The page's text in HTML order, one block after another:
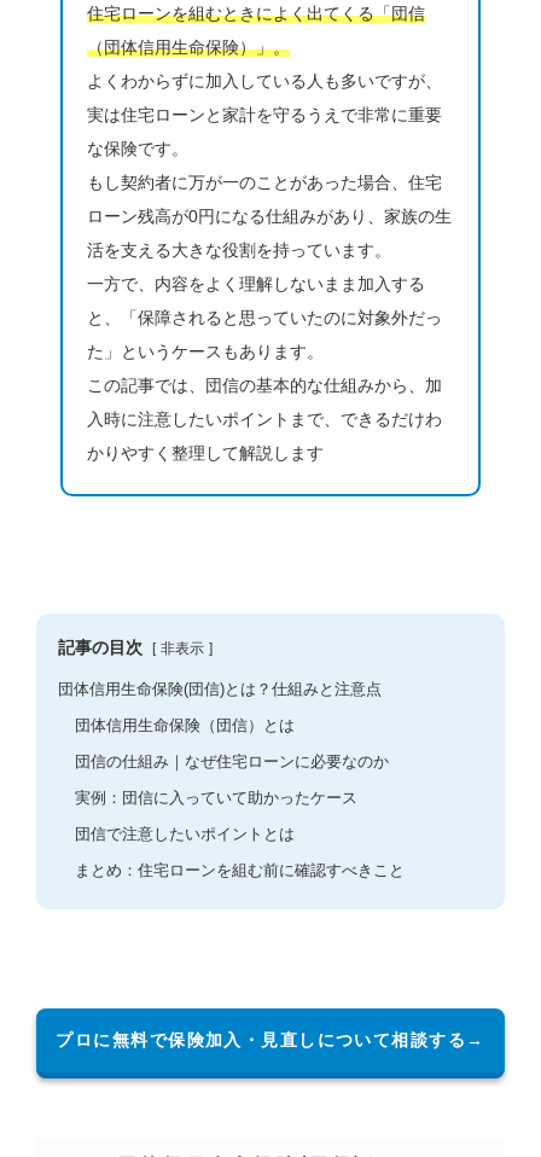
住宅ローンを組むときによく出てくる「団信
（団体信用生命保険）」。
よくわからずに加入している人も多いですが、
実は住宅ローンと家計を守るうえで非常に重要
な保険です。
もし契約者に万が一のことがあった場合、住宅
ローン残高が0円になる仕組みがあり、家族の生
活を支える大きな役割を持っています。
一方で、内容をよく理解しないまま加入する
と、「保障されると思っていたのに対象外だっ
た」というケースもあります。
この記事では、団信の基本的な仕組みから、加
入時に注意したいポイントまで、できるだけわ
かりやすく整理して解説します
記事の目次 非表示
団体信用生命保険(団信)とは？仕組みと注意点
団体信用生命保険（団信）とは
団信の仕組み｜なぜ住宅ローンに必要なのか
実例：団信に入っていて助かったケース
団信で注意したいポイントとは
まとめ：住宅ローンを組む前に確認すべきこと
プロに無料で保険加入・見直しについて相談する→